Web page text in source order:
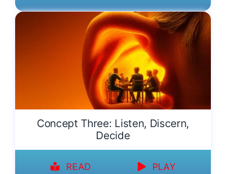
Concept Three: Listen, Discern,
Decide
READ PLAY